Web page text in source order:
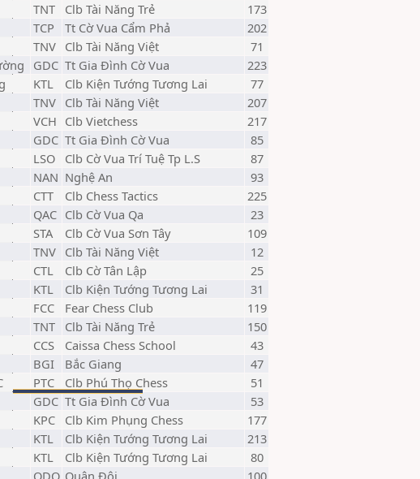
TNT Clb Tài Năng Trẻ
173
TCP Tt Cờ Vua Cẩm Phả
202
TNV Clb Tài Năng Việt
71
GDC Tt Gia Đình Cờ Vua
223
KTL Clb Kiện Tướng Tương Lai
77
TNV Clb Tài Năng Việt
207
VCH Clb Vietchess
217
GDC Tt Gia Đình Cờ Vua
85
LSO Clb Cờ Vua Trí Tuệ Tp L.S
87
NAN Nghệ An
93
CTT Clb Chess Tactics
225
QAC Clb Cờ Vua Qa
23
STA Clb Cờ Vua Sơn Tây
109
TNV Clb Tài Năng Việt
12
CTL Clb Cờ Tân Lập
25
KTL Clb Kiện Tướng Tương Lai
31
FCC Fear Chess Club
119
TNT Clb Tài Năng Trẻ
150
CCS Caissa Chess School
43
BGI Bắc Giang
47
PTC Clb Phú Thọ Chess
51
GDC Tt Gia Đình Cờ Vua
53
KPC Clb Kim Phụng Chess
177
KTL Clb Kiện Tướng Tương Lai
213
KTL Clb Kiện Tướng Tương Lai
80
QDO Quân Đội
100